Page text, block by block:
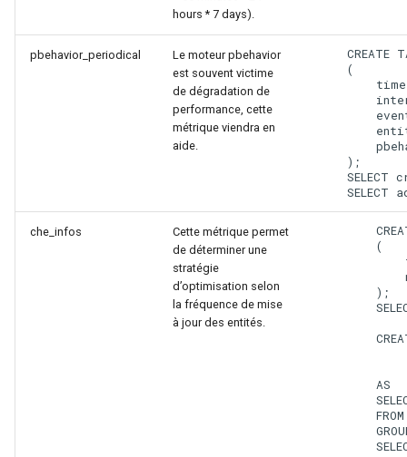
hours * 7 days).
pbehavior_periodical
Le moteur pbehavior
est souvent victime
de dégradation de
performance, cette
métrique viendra en
aide.
CREATE
    (
    );
SELECT
che_infos
Cette métrique permet
de déterminer une
stratégie
d’optimisation selon
la fréquence de mise
à jour des entités.
        (
        );
        AS
FROM